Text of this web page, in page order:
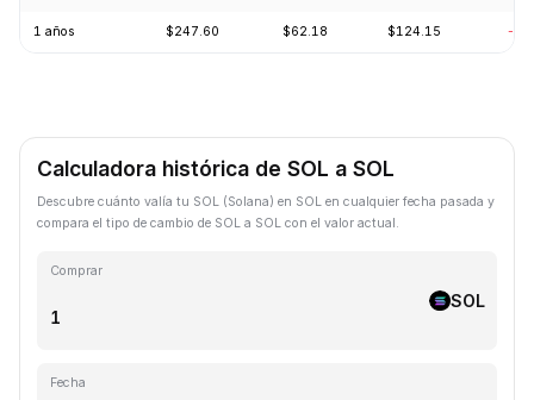
1 años $247.60 $62.18 $124.15 -
Calculadora histórica de SOL a SOL
Descubre cuánto valía tu SOL (Solana) en SOL en cualquier fecha pasada y
compara el tipo de cambio de SOL a SOL con el valor actual.
Comprar
SOL
Fecha